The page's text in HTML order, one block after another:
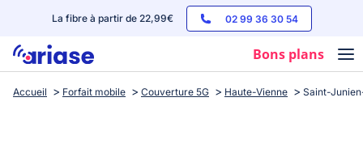
La fibre à partir de 22,99€ 02 99 36 30 54
Bons plans
Box internet
Accueil Forfait mobile Couverture 5G Haute-Vienne Saint-